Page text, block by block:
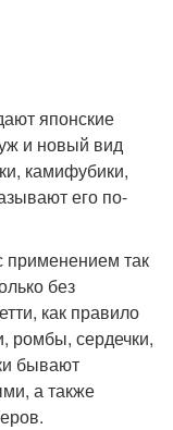
японские
и новый вид
камифубики,
его по-
применением так
без
как правило
сердечки,
бывают
а также